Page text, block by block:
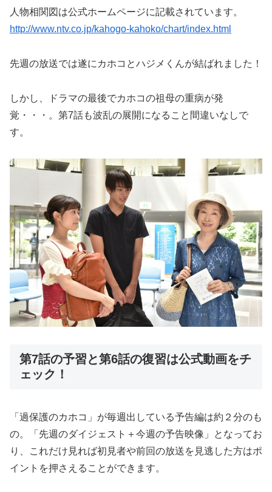
人物相関図は公式ホームページに記載されています。
http://www.ntv.co.jp/kahogo-kahoko/chart/index.html
先週の放送では遂にカホコとハジメくんが結ばれました！
しかし、ドラマの最後でカホコの祖母の重病が発
覚・・・。第7話も波乱の展開になること間違いなしで
す。
第7話の予習と第6話の復習は公式動画をチ
ェック！
「過保護のカホコ」が毎週出している予告編は約２分のも
の。「先週のダイジェスト＋今週の予告映像」となってお
り、これだけ見れば初見者や前回の放送を見逃した方はポ
イントを押さえることができます。